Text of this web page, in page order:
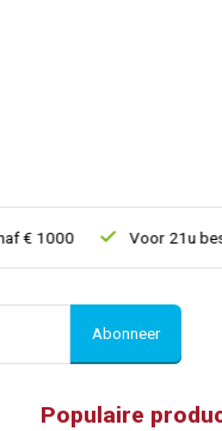
1000 Voor 21u
Abonneer
Populaire